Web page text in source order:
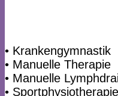
• Krankengymnastik
• Manuelle Therapie
• Manuelle
• Sportphysiotherapie